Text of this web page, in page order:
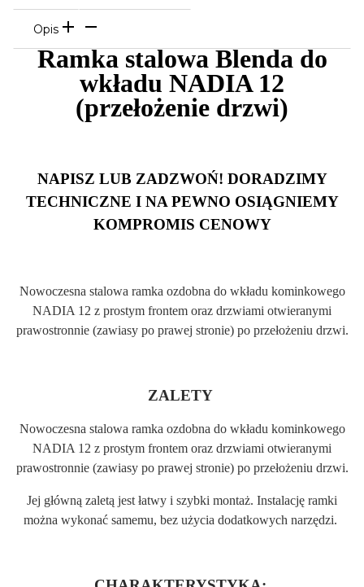
Opis
Ramka stalowa Blenda do
wkładu NADIA 12
(przełożenie drzwi)
NAPISZ LUB ZADZWOŃ! DORADZIMY
TECHNICZNE I NA PEWNO OSIĄGNIEMY
KOMPROMIS CENOWY
Nowoczesna stalowa ramka ozdobna do wkładu kominkowego
NADIA 12 z prostym frontem oraz drzwiami otwieranymi
prawostronnie (zawiasy po prawej stronie) po przełożeniu drzwi.
ZALETY
Nowoczesna stalowa ramka ozdobna do wkładu kominkowego
NADIA 12 z prostym frontem oraz drzwiami otwieranymi
prawostronnie (zawiasy po prawej stronie) po przełożeniu drzwi.
Jej główną zaletą jest łatwy i szybki montaż. Instalację ramki
można wykonać samemu, bez użycia dodatkowych narzędzi.